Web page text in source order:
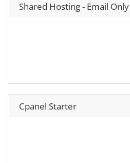
Shared Hosting - Email Only
Cpanel Starter